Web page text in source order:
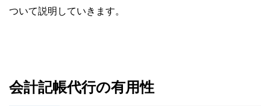
ついて説明していきます。
会計記帳代行の有用性